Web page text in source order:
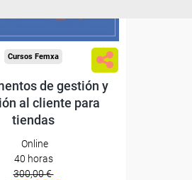
Compra segura
Cursos Femxa
de gestión y
al cliente para
tiendas
Online
40 horas
300,00 €